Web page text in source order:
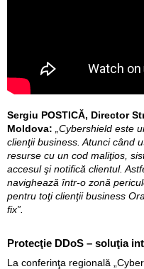
Sergiu POSTICĂ, Director
Moldova: „Cybershield este
clienţii business. Atunci când
resurse cu un cod maliţios,
accesul şi notifică clientul.
navighează într-o zonă
pentru toţi clienţii business
fix”.
Protecţie DDoS – soluţia
La conferinţa regională